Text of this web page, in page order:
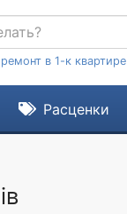
в 1-к квартире
Расценки